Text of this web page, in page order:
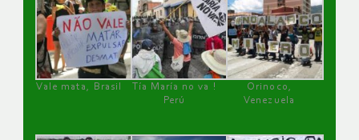
Vale mata, Brasil
Tía María no va !
Perú
Orinoco,
Venezuela